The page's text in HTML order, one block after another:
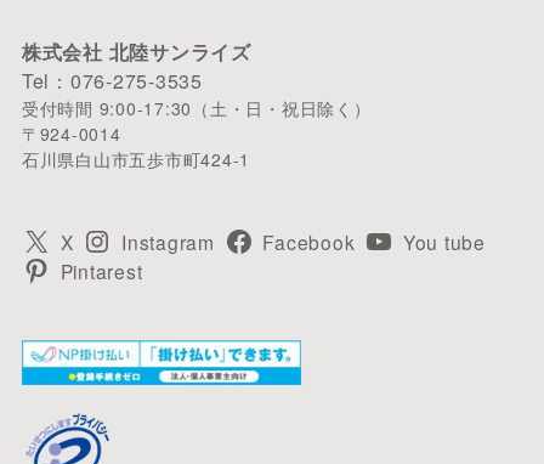
株式会社 北陸サンライズ
Tel：076-275-3535
受付時間 9:00-17:30（土・日・祝日除く）
〒924-0014
石川県白山市五歩市町424-1
X Instagram Facebook
You tube
Pintarest